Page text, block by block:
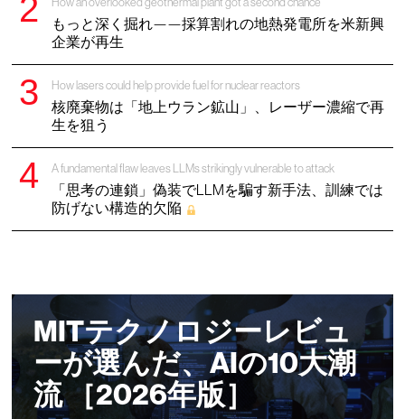
もっと深く掘れ——採算割れの地熱発電所を米新興
企業が再生
How lasers could help provide fuel for nuclear reactors
核廃棄物は「地上ウラン鉱山」、レーザー濃縮で再
生を狙う
A fundamental flaw leaves LLMs strikingly vulnerable to attack
「思考の連鎖」偽装でLLMを騙す新手法、訓練では
防げない構造的欠陥
MITテクノロジーレビュ
ーが選んだ、AIの10大潮
流 ［2026年版］